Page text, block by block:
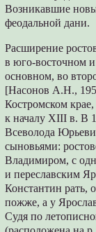
Возникавшие
феодальной дани.
Расширение
в юго-восточном
основном, во
[Насонов А.Н.,
Костромском крае,
к началу XIII в. В
Всеволода
сыновьями:
Владимиром, с
и переславским
Константин рать,
пожже, а у
Судя по